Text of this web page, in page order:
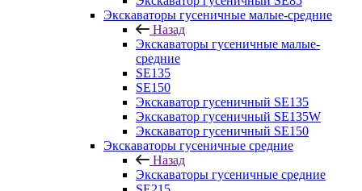
Экскаваторы гусеничные малые-средние
Назад
Экскаваторы гусеничные малые-
средние
SE135
SE150
Экскаватор гусеничный SE135
Экскаватор гусеничный SE135W
Экскаватор гусеничный SE150
Экскаваторы гусеничные средние
Назад
Экскаваторы гусеничные средние